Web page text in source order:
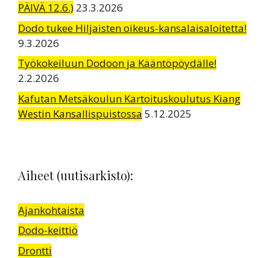
PÄIVÄ 12.6.) 23.3.2026
Dodo tukee Hiljaisten oikeus-kansalaisaloitetta!
9.3.2026
Työkokeiluun Dodoon ja Kääntöpöydälle!
2.2.2026
Kafutan Metsäkoulun Kartoituskoulutus Kiang
Westin Kansallispuistossa 5.12.2025
Aiheet (uutisarkisto):
Ajankohtaista
Dodo-keittiö
Drontti